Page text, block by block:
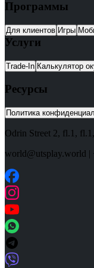
Программы
Для клиентов Игры
Услуги
Trade-In Калькулятор
Ресурсы
Политика
Odrin Street 2, fl.1 , fl.1,
world@utsplay.world |